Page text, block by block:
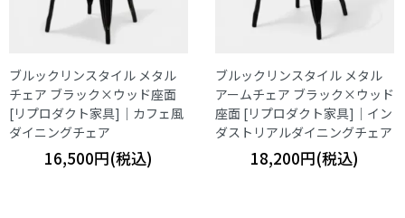
ブルックリンスタイル メタル
チェア ブラック×ウッド座面
[リプロダクト家具]｜カフェ風
ダイニングチェア
16,500円(税込)
ブルックリンスタイル メタル
アームチェア ブラック×ウッド
座面 [リプロダクト家具]｜イン
ダストリアルダイニングチェア
18,200円(税込)